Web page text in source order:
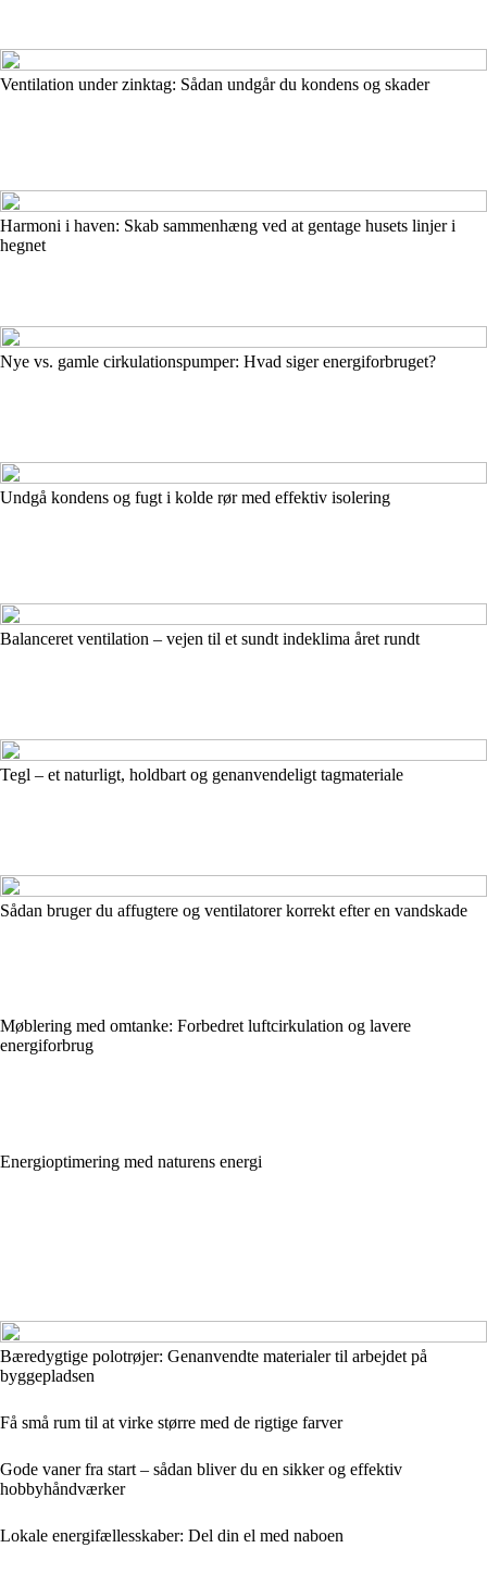
Ventilation under zinktag: Sådan undgår du kondens og skader
Harmoni i haven: Skab sammenhæng ved at gentage husets linjer i
hegnet
Nye vs. gamle cirkulationspumper: Hvad siger energiforbruget?
Undgå kondens og fugt i kolde rør med effektiv isolering
Balanceret ventilation – vejen til et sundt indeklima året rundt
Tegl – et naturligt, holdbart og genanvendeligt tagmateriale
Sådan bruger du affugtere og ventilatorer korrekt efter en vandskade
Møblering med omtanke: Forbedret luftcirkulation og lavere
energiforbrug
Energioptimering med naturens energi
Bæredygtige polotrøjer: Genanvendte materialer til arbejdet på
byggepladsen
Få små rum til at virke større med de rigtige farver
Gode vaner fra start – sådan bliver du en sikker og effektiv
hobbyhåndværker
Lokale energifællesskaber: Del din el med naboen